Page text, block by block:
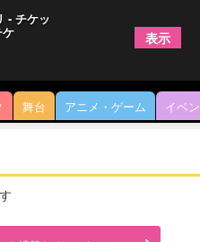
舞台 アニメ・ゲーム イベ
- チケッ
ケ 表示